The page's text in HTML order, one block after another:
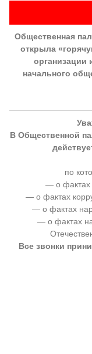
Общественная
открыла
организации
начального
В Общественной
по
— о фактах
— о фактах
— о фактах
— о фактах
Все звонки